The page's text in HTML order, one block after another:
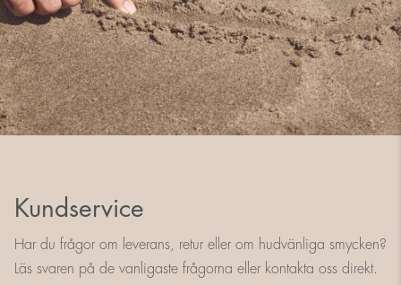
Kundservice
Har du frågor om leverans, retur eller om hudvänliga smycken?
Läs svaren på de vanligaste frågorna eller kontakta oss direkt.